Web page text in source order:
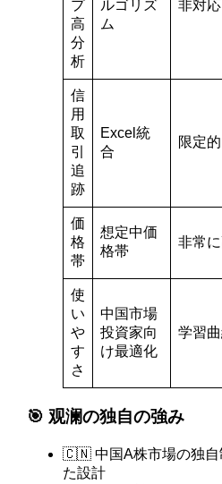
プ
高
分
析
ルゴリズ
ム
非対応
信
用
取
引
追
跡
Excel統
合
限定的
価
格
帯
想定中価
格帯
非常
使
い
や
す
さ
中国市場
投資家向
け最適化
学習
🎯 观澜の独自の強み
🇨🇳 中国A株市場の独自
た設計